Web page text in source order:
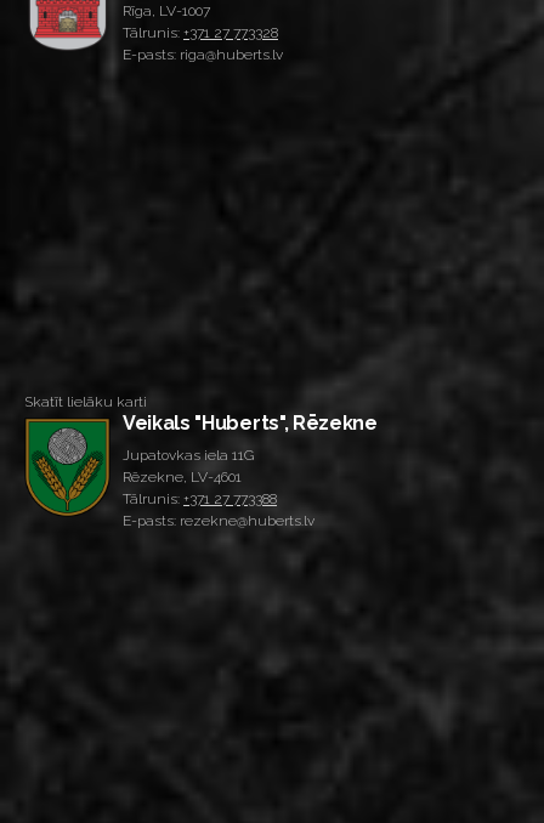
Rīga, LV-1007
Tālrunis: +371 27 773328
E-pasts: riga@huberts.lv
Skatīt lielāku karti
Veikals "Huberts", Rēzekne
Jupatovkas iela 11G
Rēzekne, LV-4601
Tālrunis: +371 27 773388
E-pasts: rezekne@huberts.lv